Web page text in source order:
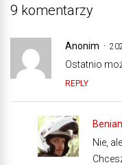
9 komentarzy
Anonim
Ostatnio
REPLY
Nie,